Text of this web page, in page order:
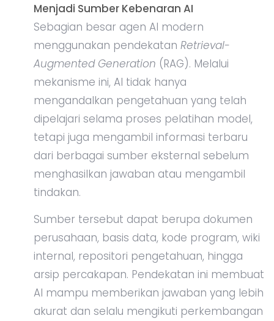
Menjadi Sumber Kebenaran AI
Sebagian besar agen AI modern
menggunakan pendekatan Retrieval-
Augmented Generation (RAG). Melalui
mekanisme ini, AI tidak hanya
mengandalkan pengetahuan yang telah
dipelajari selama proses pelatihan model,
tetapi juga mengambil informasi terbaru
dari berbagai sumber eksternal sebelum
menghasilkan jawaban atau mengambil
tindakan.
Sumber tersebut dapat berupa dokumen
perusahaan, basis data, kode program, wiki
internal, repositori pengetahuan, hingga
arsip percakapan. Pendekatan ini membuat
AI mampu memberikan jawaban yang lebih
akurat dan selalu mengikuti perkembangan